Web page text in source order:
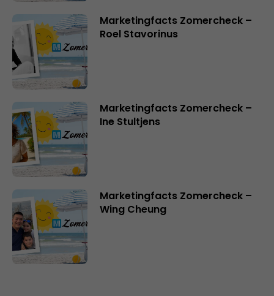
Marketingfacts Zomercheck –
Roel Stavorinus
Marketingfacts Zomercheck –
Ine Stultjens
Marketingfacts Zomercheck –
Wing Cheung